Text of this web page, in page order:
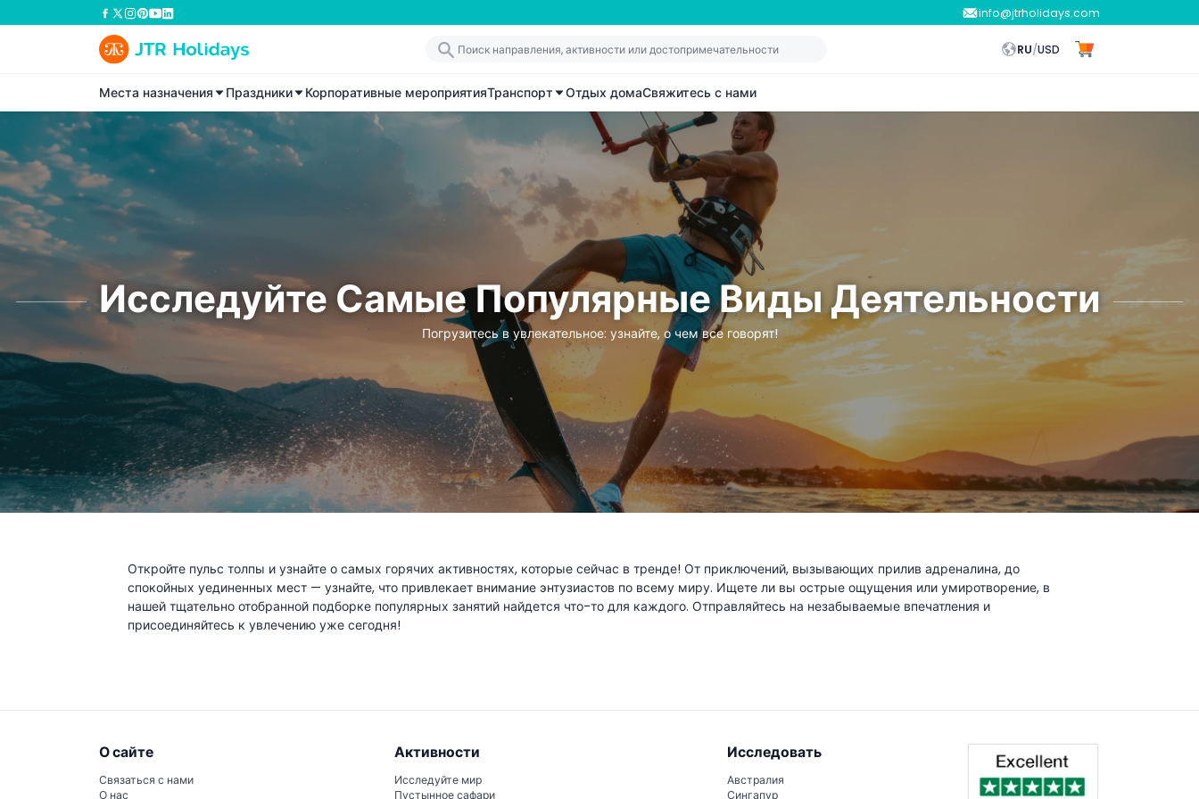
info@jtrholidays.com
RU/USD
Места назначения Праздники Корпоративные мероприятияТранспорт Отдых домаСвяжитесь с нами
Исследуйте Самые Популярные Виды Деятельности
Погрузитесь в увлекательное: узнайте, о чем все говорят!
Откройте пульс толпы и узнайте о самых горячих активностях, которые сейчас в тренде! От приключений, вызывающих прилив адреналина, до
спокойных уединенных мест — узнайте, что привлекает внимание энтузиастов по всему миру. Ищете ли вы острые ощущения или умиротворение, в
нашей тщательно отобранной подборке популярных занятий найдется что-то для каждого. Отправляйтесь на незабываемые впечатления и
присоединяйтесь к увлечению уже сегодня!
О сайте
Связаться с нами
О нас
Активности
Исследуйте мир
Пустынное сафари
Исследовать
Австралия
Сингапур